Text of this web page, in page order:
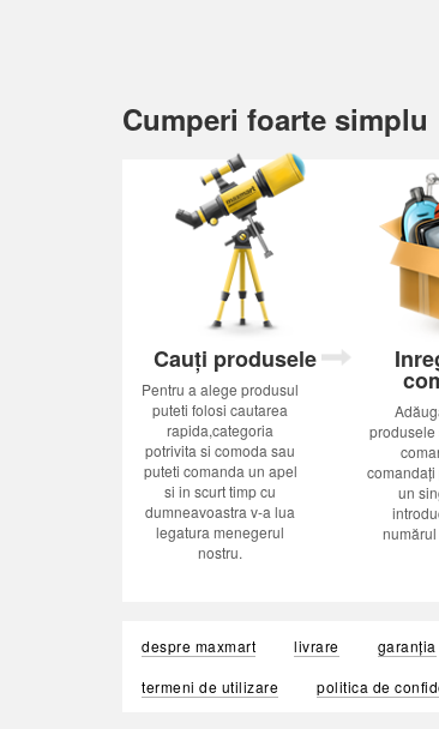
Cumperi foarte simplu
Cauți produsele
Pentru a alege produsul
puteti folosi cautarea
rapida,categoria
potrivita si comoda sau
puteti comanda un apel
si in scurt timp cu
dumneavoastra v-a lua
legatura menegerul
nostru.
produsele
un
despre maxmart livrare garanția
termeni de utilizare
politica de